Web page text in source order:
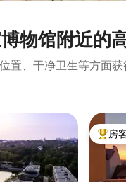
物馆附近的
置、干净卫生等方面获
热门
房